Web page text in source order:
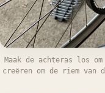
Maak de achteras los
creëren om de riem van